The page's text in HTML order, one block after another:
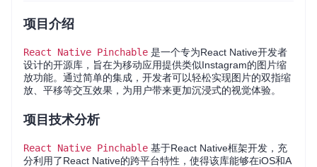
项目介绍
React Native Pinchable 是一个专为React Native开发者
设计的开源库，旨在为移动应用提供类似Instagram的图片缩
放功能。通过简单的集成，开发者可以轻松实现图片的双指缩
放、平移等交互效果，为用户带来更加沉浸式的视觉体验。
项目技术分析
React Native Pinchable 基于React Native框架开发，充
分利用了React Native的跨平台特性，使得该库能够在iOS和A